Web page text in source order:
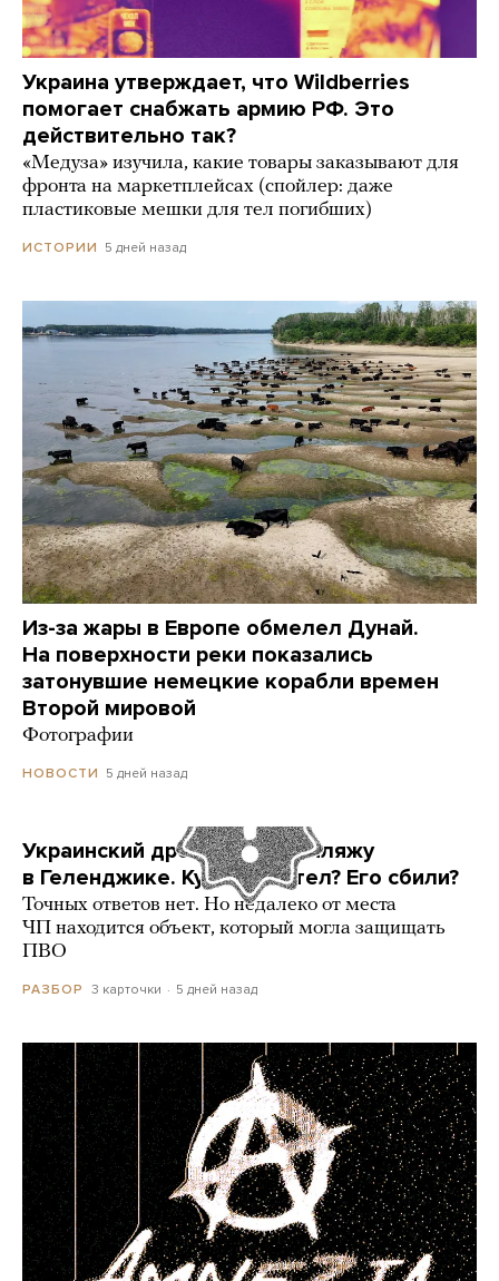
Украина утверждает, что Wildberries
помогает снабжать армию РФ. Это
действительно так?
«Медуза» изучила, какие товары заказывают для
фронта на маркетплейсах (спойлер: даже
пластиковые мешки для тел погибших)
ИСТОРИИ 5 дней назад
Из-за жары в Европе обмелел Дунай.
На поверхности реки показались
затонувшие немецкие корабли времен
Второй мировой
Фотографии
НОВОСТИ 5 дней назад
Украинский дрон попал по пляжу
в Геленджике. Куда он летел? Его сбили?
Точных ответов нет. Но недалеко от места
ЧП находится объект, который могла защищать
ПВО
РАЗБОР 3 карточки 5 дней назад